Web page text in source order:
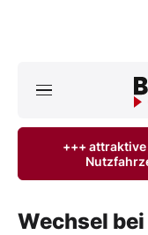
ktuelle
Anlageprodukte
+++
Wechsel